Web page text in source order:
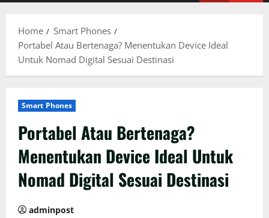
Home
Smart Phones
Portabel Atau Bertenaga? Menentukan Device Ideal
Untuk Nomad Digital Sesuai Destinasi
Smart Phones
Portabel Atau Bertenaga?
Menentukan Device Ideal Untuk
Nomad Digital Sesuai Destinasi
adminpost